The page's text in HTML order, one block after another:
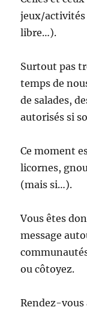
jeux/activités
libre…).
Surtout pas
temps de
de salades,
autorisés si
Ce moment
licornes,
(mais si…).
Vous êtes
message
ou côtoyez.
Rendez-vous